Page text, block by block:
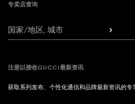
专卖店查询
国家/地区, 城市
注册以接收GUCCI最新资讯
获取系列发布、个性化通信和品牌最新资讯的专